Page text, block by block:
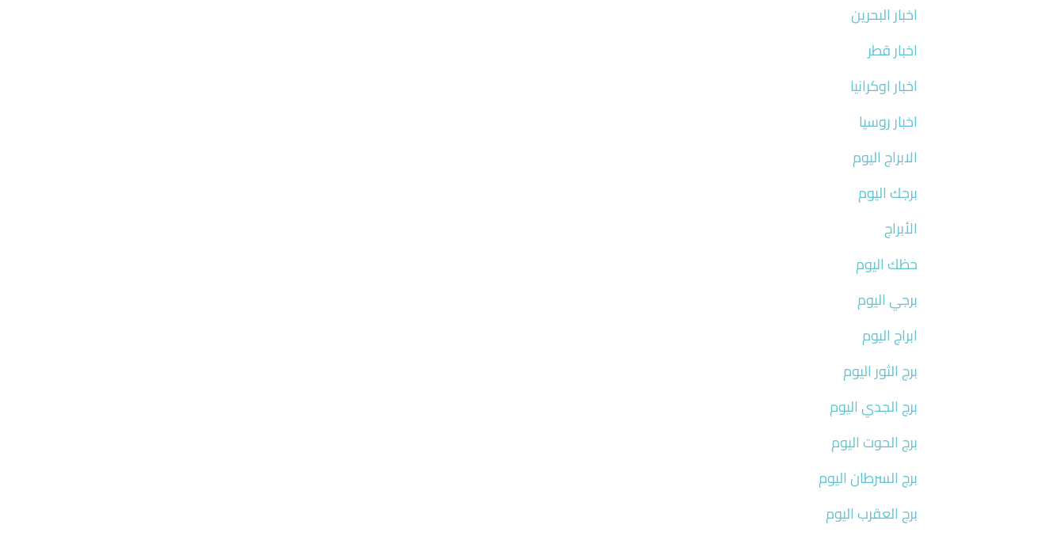
اخبار البحرين
اخبار قطر
اخبار اوكرانيا
اخبار روسيا
الابراج اليوم
برجك اليوم
الأبراج
حظك اليوم
برجي اليوم
ابراج اليوم
برج الثور اليوم
برج الجدي اليوم
برج الحوت اليوم
برج السرطان اليوم
برج العقرب اليوم